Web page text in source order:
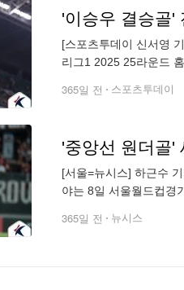
'이승우 결승골'
[스포츠투데이 신서영
리그1 2025 25라운드
365일 전 스포츠투데이
'중앙선 원더골'
[서울=뉴시스] 하근수
야는 8일 서울월드컵경
365일 전 뉴시스